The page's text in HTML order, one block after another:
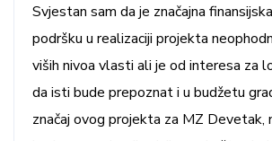
Svjestan sam da je značajna
podršku u realizaciji projekta
viših nivoa vlasti ali je od interesa za
da isti bude prepoznat i u budžetu
značaj ovog projekta za MZ Devetak,